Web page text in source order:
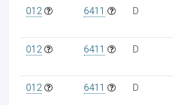
012 6411 D
012 6411 D
012 6411 D